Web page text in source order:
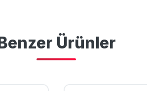
Ürünler